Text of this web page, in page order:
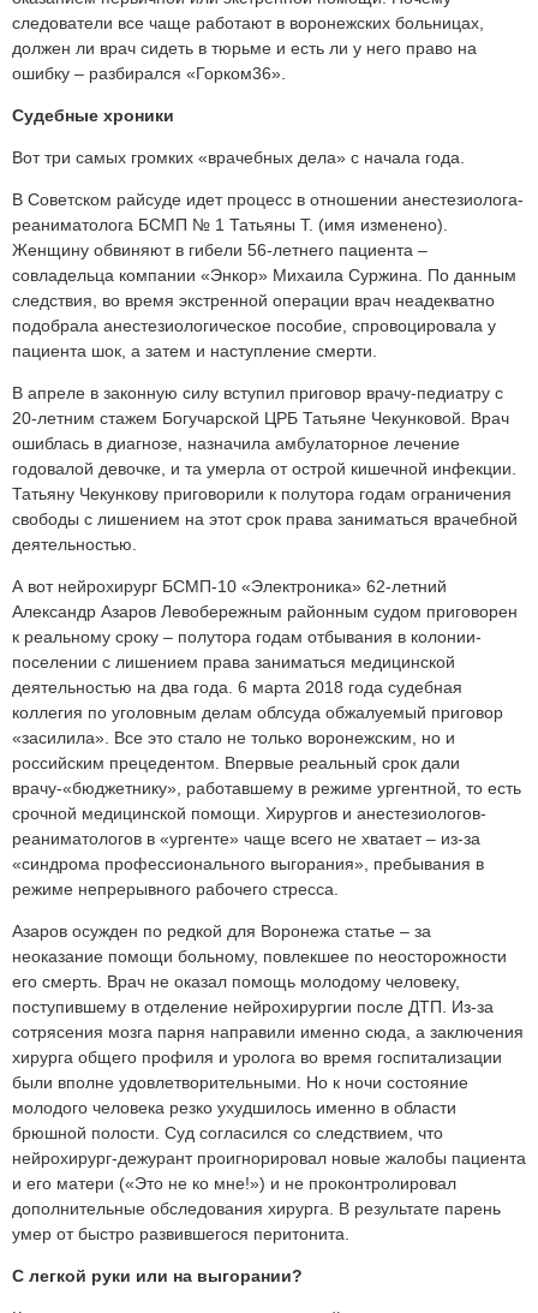
следователи все чаще работают в воронежских больницах,
должен ли врач сидеть в тюрьме и есть ли у него право на
ошибку – разбирался «Горком36».
Судебные хроники
Вот три самых громких «врачебных дела» с начала года.
В Советском райсуде идет процесс в отношении анестезиолога-
реаниматолога БСМП № 1 Татьяны Т. (имя изменено).
Женщину обвиняют в гибели 56-летнего пациента –
совладельца компании «Энкор» Михаила Суржина. По данным
следствия, во время экстренной операции врач неадекватно
подобрала анестезиологическое пособие, спровоцировала у
пациента шок, а затем и наступление смерти.
В апреле в законную силу вступил приговор врачу-педиатру с
20-летним стажем Богучарской ЦРБ Татьяне Чекунковой. Врач
ошиблась в диагнозе, назначила амбулаторное лечение
годовалой девочке, и та умерла от острой кишечной инфекции.
Татьяну Чекункову приговорили к полутора годам ограничения
свободы с лишением на этот срок права заниматься врачебной
деятельностью.
А вот нейрохирург БСМП-10 «Электроника» 62-летний
Александр Азаров Левобережным районным судом приговорен
к реальному сроку – полутора годам отбывания в колонии-
поселении с лишением права заниматься медицинской
деятельностью на два года. 6 марта 2018 года судебная
коллегия по уголовным делам облсуда обжалуемый приговор
«засилила». Все это стало не только воронежским, но и
российским прецедентом. Впервые реальный срок дали
врачу-«бюджетнику», работавшему в режиме ургентной, то есть
срочной медицинской помощи. Хирургов и анестезиологов-
реаниматологов в «ургенте» чаще всего не хватает – из-за
«синдрома профессионального выгорания», пребывания в
режиме непрерывного рабочего стресса.
Азаров осужден по редкой для Воронежа статье – за
неоказание помощи больному, повлекшее по неосторожности
его смерть. Врач не оказал помощь молодому человеку,
поступившему в отделение нейрохирургии после ДТП. Из-за
сотрясения мозга парня направили именно сюда, а заключения
хирурга общего профиля и уролога во время госпитализации
были вполне удовлетворительными. Но к ночи состояние
молодого человека резко ухудшилось именно в области
брюшной полости. Суд согласился со следствием, что
нейрохирург-дежурант проигнорировал новые жалобы пациента
и его матери («Это не ко мне!») и не проконтролировал
дополнительные обследования хирурга. В результате парень
умер от быстро развившегося перитонита.
С легкой руки или на выгорании?